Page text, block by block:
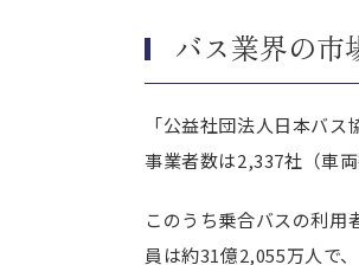
従業員や地
バス会社の
東急バス株
神姫グリー
バス業界の市
「公益社団法人日本バ
事業者数は2,337社（車
このうち乗合バスの利用
員は約31億2,055万人で